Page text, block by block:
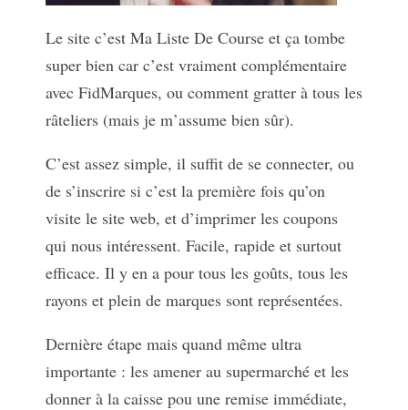
Le site c’est Ma Liste De Course et ça tombe
super bien car c’est vraiment complémentaire
avec FidMarques, ou comment gratter à tous les
râteliers (mais je m’assume bien sûr).
C’est assez simple, il suffit de se connecter, ou
de s’inscrire si c’est la première fois qu’on
visite le site web, et d’imprimer les coupons
qui nous intéressent. Facile, rapide et surtout
efficace. Il y en a pour tous les goûts, tous les
rayons et plein de marques sont représentées.
Dernière étape mais quand même ultra
importante : les amener au supermarché et les
donner à la caisse pou une remise immédiate,